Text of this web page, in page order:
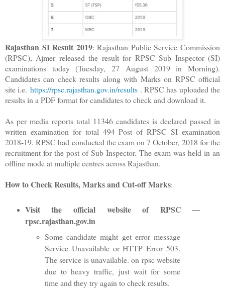
Rajasthan SI Result 2019: Rajasthan Public Service Commission
(RPSC), Ajmer released the result for RPSC Sub Inspector (SI)
examinations today (Tuesday, 27 August 2019 in Morning).
Candidates can check results along with Marks on RPSC official
site i.e. https://rpsc.rajasthan.gov.in/results. RPSC has uploaded the
results in a PDF format for candidates to check and download it.
As per media reports total 11346 candidates is declared passed in
written examination for total 494 Post of RPSC SI examination
2018-19. RPSC had conducted the exam on 7 October, 2018 for the
recruitment for the post of Sub Inspector. The exam was held in an
offline mode at multiple centres across Rajasthan.
How to Check Results, Marks and Cut-off Marks:
Visit the official website of RPSC —
rpsc.rajasthan.gov.in
Some candidate might get error message
Service Unavailable or HTTP Error 503.
The service is unavailable. on rpsc website
due to heavy traffic, just wait for some
time and they try again to check results.